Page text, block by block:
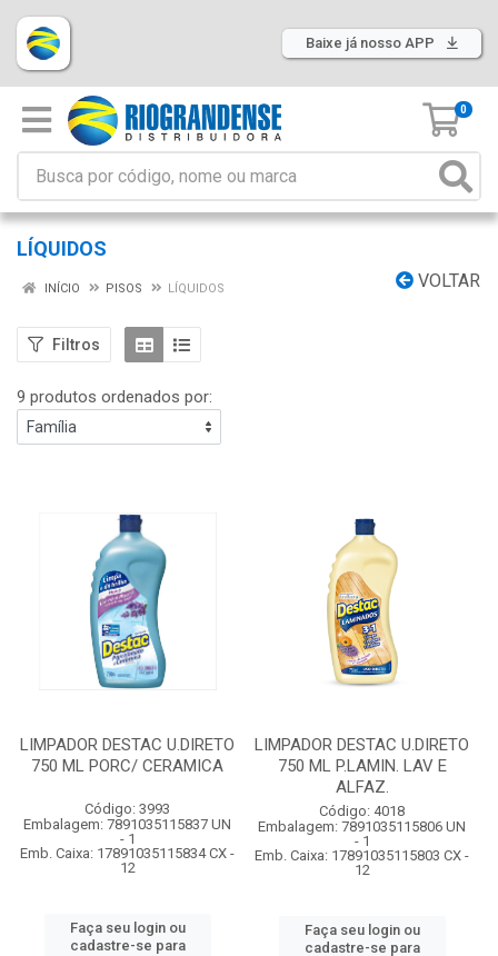
Baixe já nosso APP
0
LÍQUIDOS
VOLTAR
INÍCIO PISOS LÍQUIDOS
Filtros
9 produtos ordenados por:
LIMPADOR DESTAC U.DIRETO
750 ML PORC/ CERAMICA
Código: 3993
Embalagem: 7891035115837 UN
- 1
Emb. Caixa: 17891035115834 CX -
12
Faça seu login ou
cadastre-se para
LIMPADOR DESTAC U.DIRETO
750 ML P.LAMIN. LAV E
ALFAZ.
Código: 4018
Embalagem: 7891035115806 UN
- 1
Emb. Caixa: 17891035115803 CX -
12
Faça seu login ou
cadastre-se para